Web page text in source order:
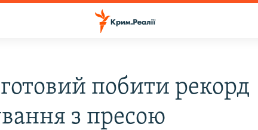
побити рекорд
з пресою